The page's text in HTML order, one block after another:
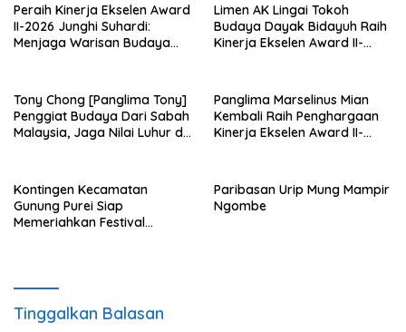
Peraih Kinerja Ekselen Award
II-2026 Junghi Suhardi:
Menjaga Warisan Budaya
Limen AK Lingai Tokoh
Budaya Dayak Bidayuh Raih
Kinerja Ekselen Award II-
Tony Chong [Panglima Tony]
Penggiat Budaya Dari Sabah
Malaysia, Jaga Nilai Luhur di
Panglima Marselinus Mian
Kembali Raih Penghargaan
Kinerja Ekselen Award II-
Kontingen Kecamatan
Gunung Purei Siap
Memeriahkan Festival
Paribasan Urip Mung Mampir
Ngombe
Tinggalkan Balasan